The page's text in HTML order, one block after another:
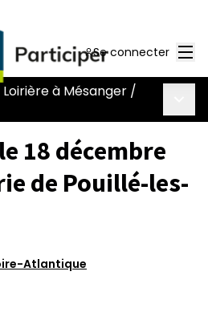
Se connecter
à Mésanger /
18 décembre
de Pouillé-les-
Atlantique